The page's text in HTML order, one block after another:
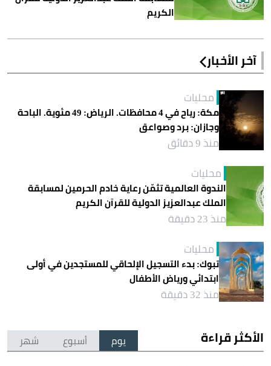
الكريم
آخر الأخبار
محليات
مكة: رياح في 4 محافظات. الرياض: 49 مئوية. الباحة
وجازان: برد وصواعق
منذ 9 دقائق
محليات
الندوة العالمية تثمّن رعاية خادم الحرمين لمسابقة
الملك عبدالعزيز الدولية للقرآن الكريم
منذ 23 دقيقة
محليات
تبوك: بدء التسجيل الإلحاقي للمستجدين في أولى
ابتدائي ورياض الأطفال
منذ 32 دقيقة
الأكثر قراءة يوم أسبوع شهر